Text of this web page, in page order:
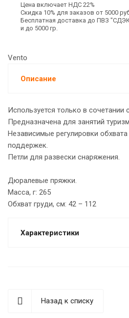
Цена включает НДС 22%
Скидка 10% для заказов от 5000
Бесплатная доставка до ПВЗ
и до 5000 гр.
Vento
Описание
Используется только в сочетании
Предназначена для занятий
Независимые регулировки
поддержек.
Петли для развески снаряжения.
Дюралевые пряжки.
Масса, г: 265
Обхват груди, см: 42 – 112
Характеристики
Назад к списку